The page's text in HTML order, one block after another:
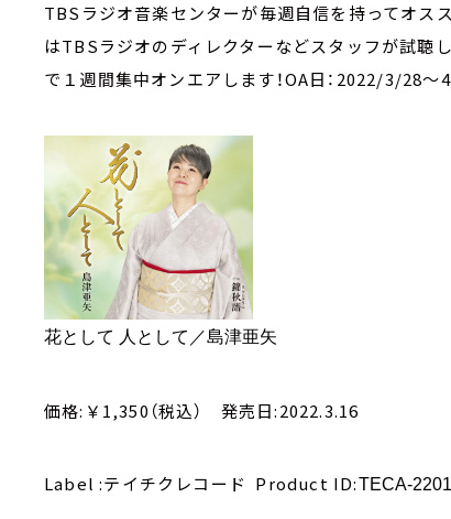
TBSラジオ音楽センターが毎週自信を持ってオス
はTBSラジオのディレクターなどスタッフが試聴
で１週間集中オンエアします！OA日：2022/3/28～
花として 人として／島津亜矢
価格:￥1,350（税込） 発売日:2022.3.16
Label :テイチクレコード Product ID:TECA-